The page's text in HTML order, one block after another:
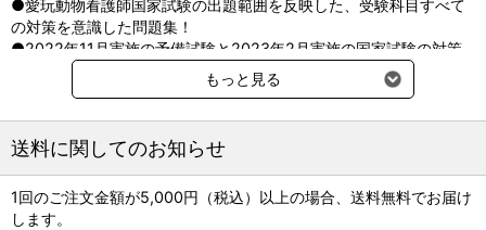
●愛玩動物看護師国家試験の出題範囲を反映した、受験科目すべて
の対策を意識した問題集！
●2022年11月実施の予備試験と2023年2月実施の国家試験の対策
となる予想問題720問と、2022年3月に実施された動物看護師統一
認定試験の過去問120問の合計840問を収載！
＜CONTENTS＞
・発刊に寄せて
・本書の使い方
・目次
・本書のコンセプト
もっと見る
送料に関してのお知らせ
1回のご注文金額が5,000円（税込）以上の場合、送料無料でお届け
します。